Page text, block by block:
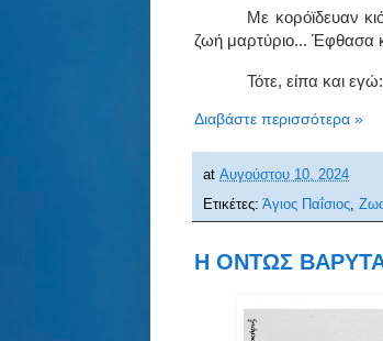
Με κορόϊδευαν
ζωή μαρτύριο... Έφθασα
Τότε, είπα και
Διαβάστε περισσότερα »
at Αυγούστου 10, 2024
Ετικέτες: Άγιος Παΐσιος
Η ΟΝΤΩΣ